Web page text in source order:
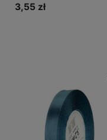
3,55 zł